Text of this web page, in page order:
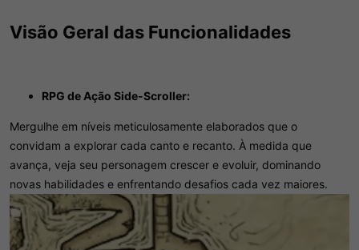
Visão Geral das Funcionalidades​
RPG de Ação Side-Scroller:
Mergulhe em níveis meticulosamente elaborados que o
convidam a explorar cada canto e recanto. À medida que
avança, veja seu personagem crescer e evoluir, dominando
novas habilidades e enfrentando desafios cada vez maiores.